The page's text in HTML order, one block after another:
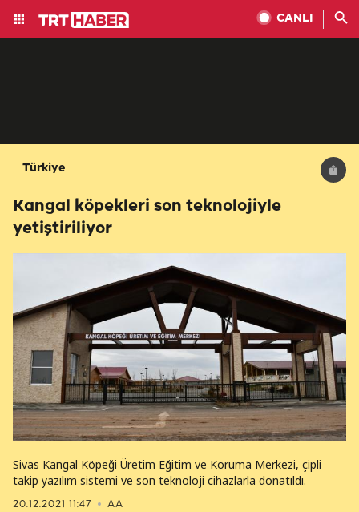
CANLI
Türkiye
Kangal köpekleri son teknolojiyle
yetiştiriliyor
20.12.2021 11:47 AA
Sivas Kangal Köpeği Üretim Eğitim ve Koruma Merkezi, çipli
takip yazılım sistemi ve son teknoloji cihazlarla donatıldı.